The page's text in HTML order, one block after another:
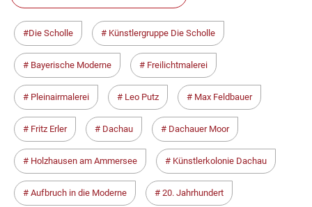
Die Scholle Künstlergruppe Die Scholle
Bayerische Moderne Freilichtmalerei
Pleinairmalerei Leo Putz Max Feldbauer
Fritz Erler Dachau Dachauer Moor
Holzhausen am Ammersee Künstlerkolonie Dachau
Aufbruch in die Moderne 20. Jahrhundert